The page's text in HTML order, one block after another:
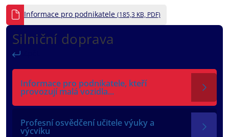
Silniční doprava
Informace pro podnikatele, kteří
provozují malá vozidla...
Profesní osvědčení učitele výuky a
výcviku
Informace pro podnikatele (185,3 KB, PDF)